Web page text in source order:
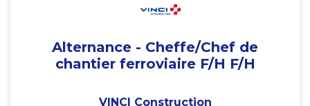
Alternance - Cheffe/Chef de
chantier ferroviaire F/H F/H
VINCI Construction